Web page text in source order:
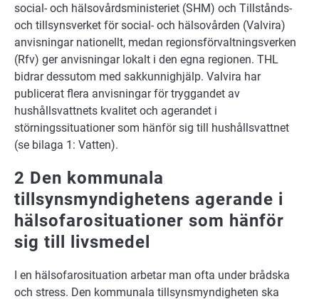
social- och hälsovårdsministeriet (SHM) och Tillstånds-
och tillsynsverket för social- och hälsovården (Valvira)
anvisningar nationellt, medan regionsförvaltningsverken
(Rfv) ger anvisningar lokalt i den egna regionen. THL
bidrar dessutom med sakkunnighjälp. Valvira har
publicerat flera anvisningar för tryggandet av
hushållsvattnets kvalitet och agerandet i
störningssituationer som hänför sig till hushållsvattnet
(se bilaga 1: Vatten).
2 Den kommunala
tillsynsmyndighetens agerande i
hälsofarosituationer som hänför
sig till livsmedel
I en hälsofarosituation arbetar man ofta under brådska
och stress. Den kommunala tillsynsmyndigheten ska